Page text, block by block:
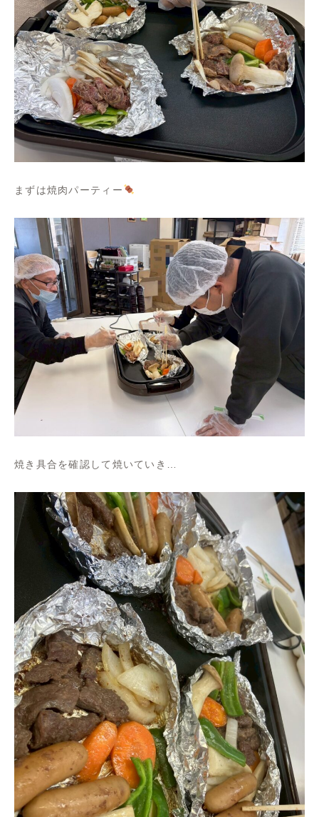
まずは焼肉パーティー
焼き具合を確認して焼いていき…